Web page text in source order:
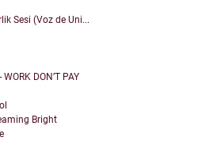
Sesi (Voz de Uni...
DON’T PAY
Bright